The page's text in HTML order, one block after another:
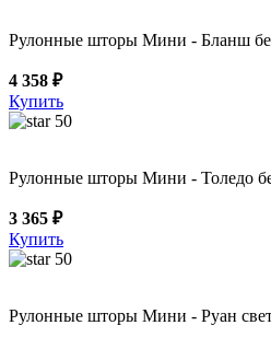
Рулонные шторы Мини - Бланш
4 358 ₽
Купить
50
Рулонные шторы Мини - Толедо
3 365 ₽
Купить
50
Рулонные шторы Мини - Руан